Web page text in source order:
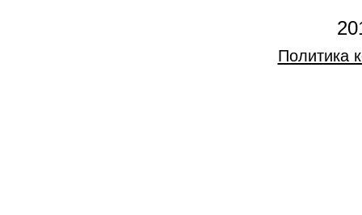
пульсировать
13:33 - Есть лиПолитика